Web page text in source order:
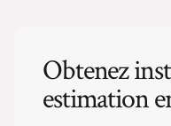
Obtenez
estimation